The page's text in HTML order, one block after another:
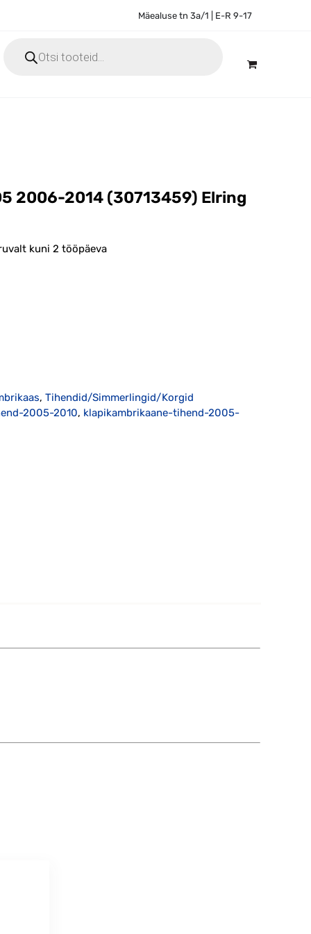
Mäealuse tn 3a/1 | E-R 9-17
search
2006-2014 (30713459) Elring
kuni 2 tööpäeva
, Tihendid/Simmerlingid/Korgid
2005-2010, klapikambrikaane-tihend-2005-